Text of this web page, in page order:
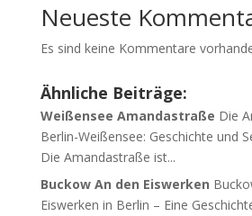
Neueste
Es sind keine Kommentare
Ähnliche Beiträge:
Weißensee Amandastraße Die
Berlin-Weißensee: Geschichte und
Die Amandastraße ist...
Buckow An den Eiswerken
Eiswerken in Berlin – Eine